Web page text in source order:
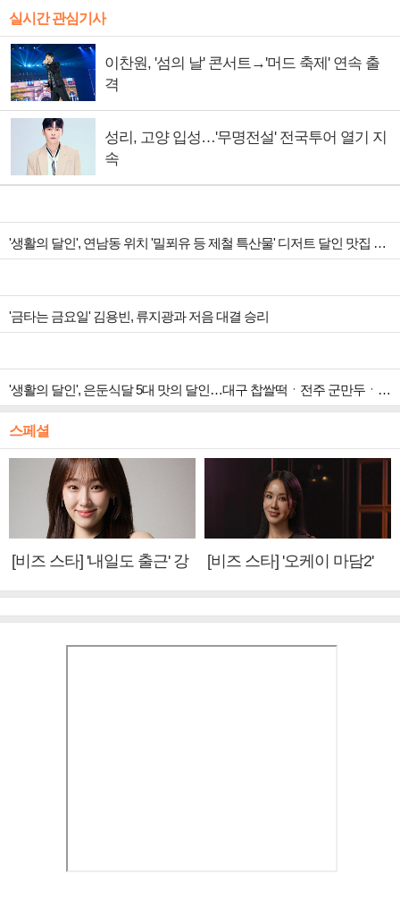
실시간 관심기사
이찬원, '섬의 날' 콘서트→'머드 축제' 연속 출
격
성리, 고양 입성…'무명전설' 전국투어 열기 지
속
'생활의 달인', 연남동 위치 '밀푀유 등 제철 특산물' 디저트 달인 맛집 조명
'금타는 금요일' 김용빈, 류지광과 저음 대결 승리
'생활의 달인', 은둔식달 5대 맛의 달인…대구 찹쌀떡ㆍ전주 군만두ㆍ용산 김치굴보쌈ㆍ을지로 열무국수 달인
스페셜
[비즈 스타] '내일도 출근' 강
[비즈 스타] '오케이 마담2'